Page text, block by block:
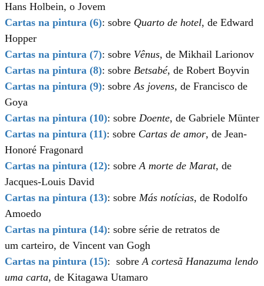
Hans Holbein, o Jovem
Cartas na pintura (6): sobre Quarto de hotel, de Edward
Hopper
Cartas na pintura (7): sobre Vênus, de Mikhail Larionov
Cartas na pintura (8): sobre Betsabé, de Robert Boyvin
Cartas na pintura (9): sobreAs jovens, de Francisco de
Goya
Cartas na pintura (10): sobre Doente, de Gabriele Münter
Cartas na pintura (11): sobre Cartas de amor, de Jean-
Honoré Fragonard
Cartas na pintura (12): sobreA morte de Marat, de
Jacques-Louis David
Cartas na pintura (13): sobre Más notícias, de Rodolfo
Amoedo
Cartas na pintura (14): sobre série de retratos de
um carteiro, de Vincent van Gogh
Cartas na pintura (15): sobreA cortesã Hanazuma lendo
uma carta, de Kitagawa Utamaro